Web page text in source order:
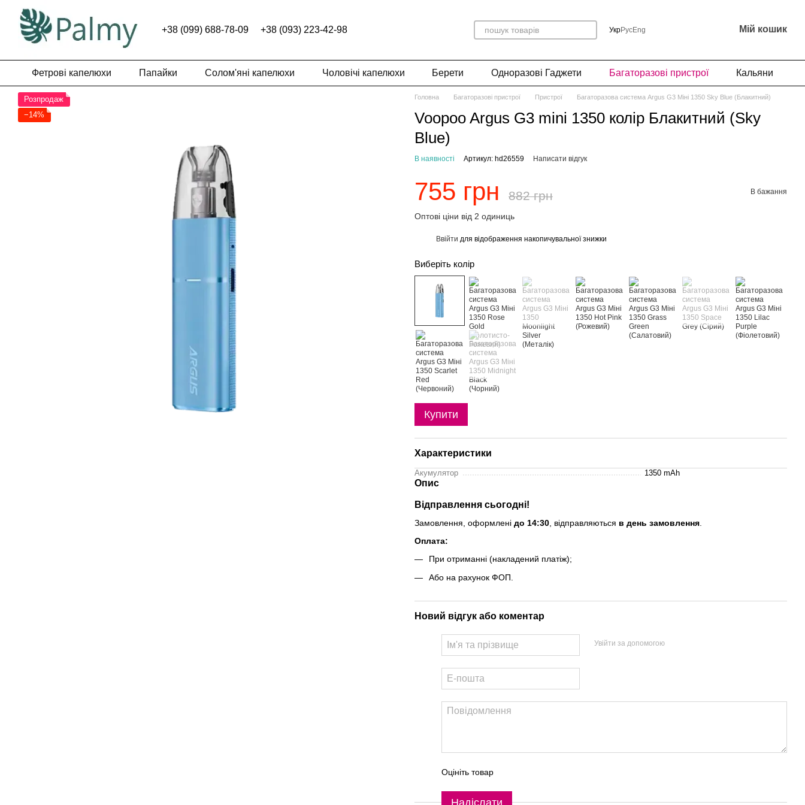
Перейти до основного контенту
+38 (099) 688-78-09 +38 (093) 223-42-98 УкрРусEng Мій кошик
Фетрові капелюхи Папайки Солом'яні капелюхи Чоловічі капелюхи Берети Одноразові Гаджети Багаторазові пристрої Кальяни
Розпродаж
−14%
Головна Багаторазові пристрої Пристрої Багаторазова система Argus G3 Міні 1350 Sky Blue (Блакитний)
Voopoo Argus G3 mini 1350 колір Блакитний (Sky
Blue)
В наявності Артикул: hd26559 Написати відгук
755 грн 882 грн В бажання
Оптові ціни від 2 одиниць
Ввійти для відображення накопичувальної знижки
Виберіть колір
Купити
Характеристики
Акумулятор 1350 mAh
Опис
Відправлення сьогодні!
Замовлення, оформлені до 14:30 , відправляються в день замовлення
Оплата:
При отриманні (накладений платіж);
Або на рахунок ФОП.
Новий відгук або коментар
Увійти за допомогою
Оцініть товар